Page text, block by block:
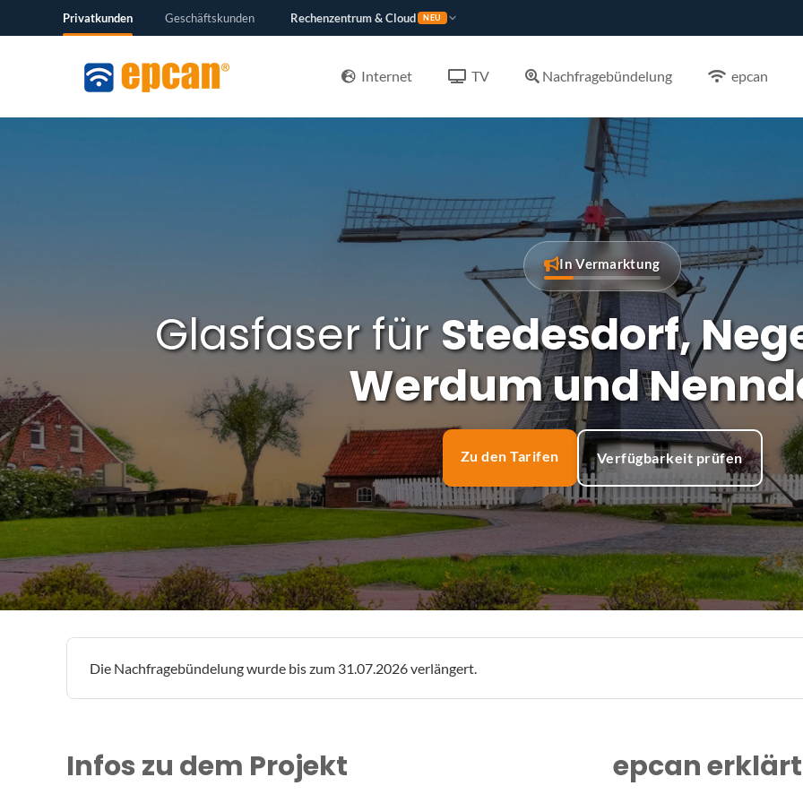
Privatkunden Geschäftskunden Rechenzentrum & Cloud NEU
Internet TV Nachfragebündelung epcan
In Vermarktung
Glasfaser fürStedesdorf,
Werdum und
Zu den Tarifen Verfügbarkeit prüfen
Die Nachfragebündelung wurde bis zum 31.07.2026 verlängert.
Infos zu dem Projekt epcan